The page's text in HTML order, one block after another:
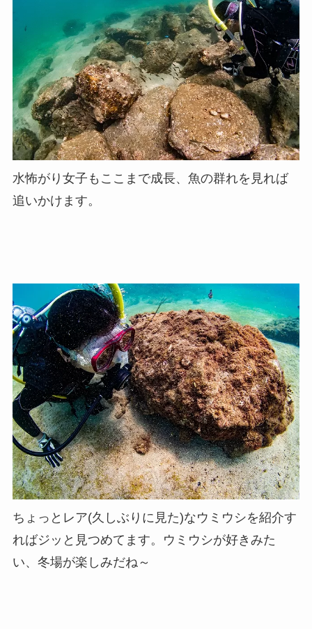
水怖がり女子もここまで成長、魚の群れを見れば
追いかけます。
ちょっとレア(久しぶりに見た)なウミウシを紹介す
ればジッと見つめてます。ウミウシが好きみた
い、冬場が楽しみだね～